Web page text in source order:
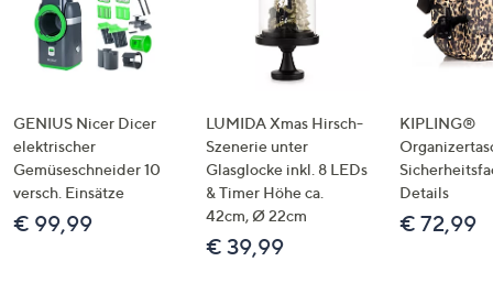
GENIUS Nicer Dicer
elektrischer
Gemüseschneider 10
versch. Einsätze
€ 99,99
LUMIDA Xmas Hirsch-
Szenerie unter
Glasglocke inkl. 8 LEDs
& Timer Höhe ca.
42cm, Ø 22cm
€ 39,99
KIPLING®
Details
€ 72,99